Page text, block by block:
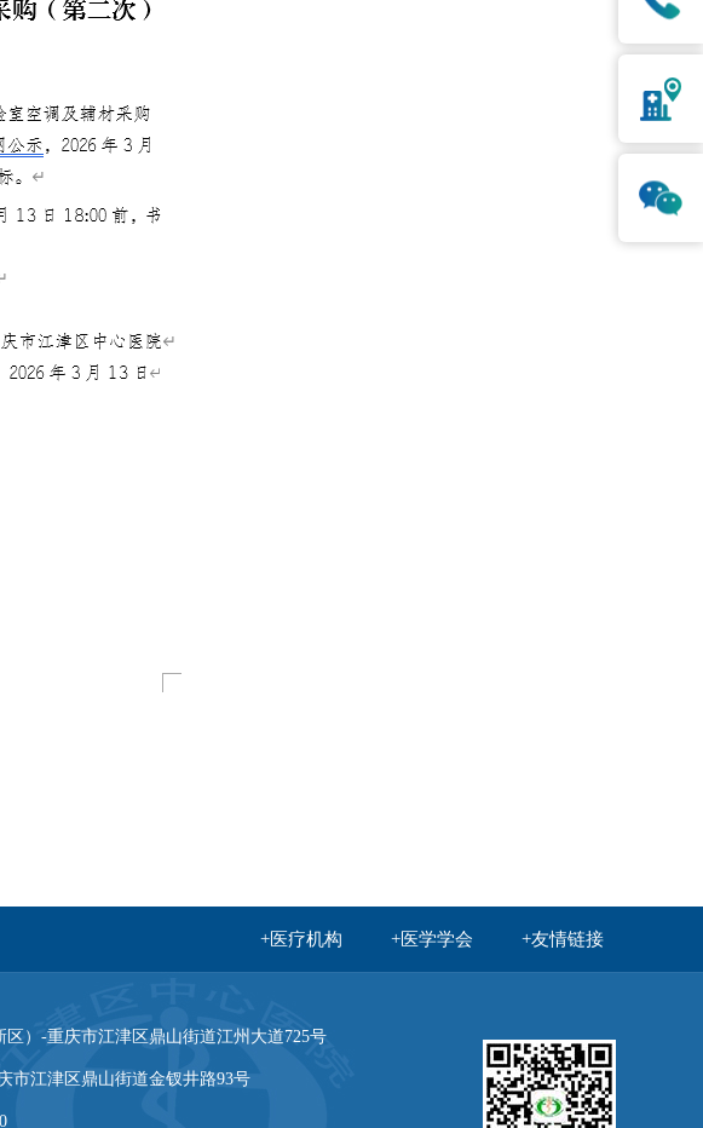
+友情链接
国家卫生健康委员会官方
+医学学会
+医疗机构
区）-重庆市江津区鼎山街道江州大道725号
市江津区鼎山街道金钗井路93号